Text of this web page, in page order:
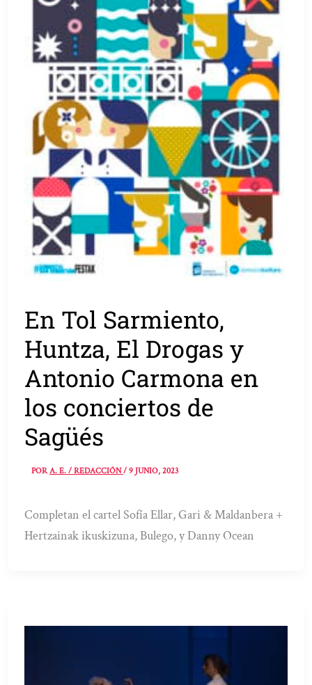
En Tol Sarmiento,
Huntza, El Drogas y
Antonio Carmona en
los conciertos de
Sagüés
PORA. E. / REDACCIÓN/9 JUNIO, 2023
Completan el cartel Sofía Ellar, Gari & Maldanbera +
Hertzainak ikuskizuna, Bulego, y Danny Ocean